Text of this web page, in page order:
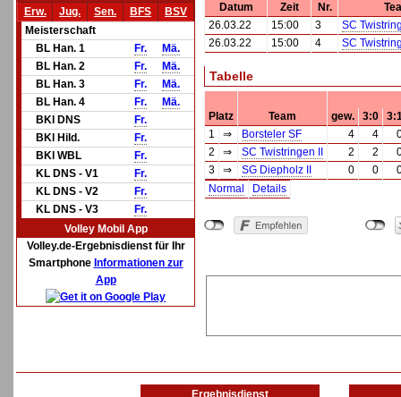
Erw.
Jug. Sen. BFS
BSV
Meisterschaft
BL Han. 1
Fr.
Mä.
BL Han. 2
Fr.
Mä.
BL Han. 3
Fr.
Mä.
BL Han. 4
Fr.
Mä.
BKl DNS
Fr.
BKl Hild.
Fr.
BKl WBL
Fr.
KL DNS - V1
Fr.
KL DNS - V2
Fr.
KL DNS - V3
Fr.
Volley Mobil App
Volley.de-Ergebnisdienst für Ihr
Smartphone Informationen zur
App
Datum Zeit Nr.
26.03.22
15:00 3
SC
26.03.22
15:00 4 SC
Tabelle
Platz Team gew. 3:0
1
⇒ Borsteler SF 4 4
2
⇒ SC Twistringen II 2 2
3
⇒ SG Diepholz II 0 0
Normal
Details
Ergebnisdienst